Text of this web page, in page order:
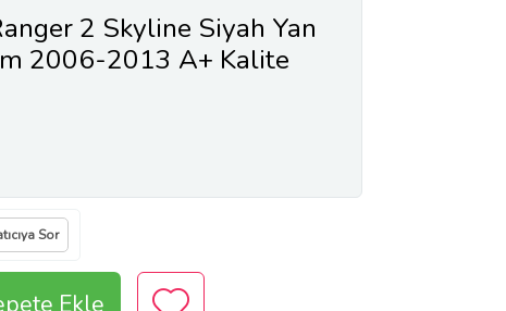
2 Skyline Siyah Yan
2006-2013 A+ Kalite
Sor
Ekle